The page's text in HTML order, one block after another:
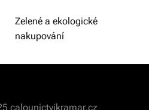
Zelené a ekologické
nakupování
calounictvikramar.cz